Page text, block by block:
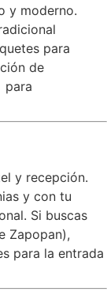
y moderno.
para
de
para
y recepción.
y con tu
Si buscas
Zapopan),
para la entrada